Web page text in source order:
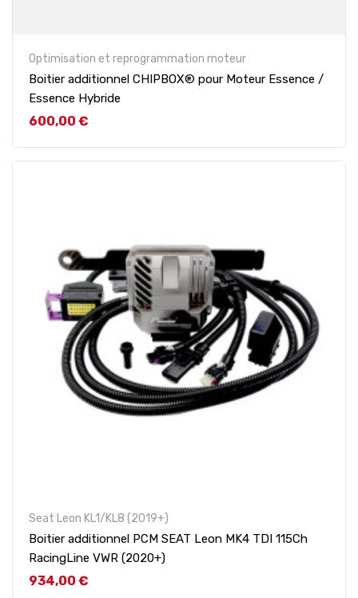
Optimisation et reprogrammation moteur
Boitier additionnel CHIPBOX® pour Moteur Essence /
Essence Hybride
Prix
600,00 €
Seat Leon KL1/KL8 (2019+)
Boitier additionnel PCM SEAT Leon MK4 TDI 115Ch
RacingLine VWR (2020+)
Prix
934,00 €